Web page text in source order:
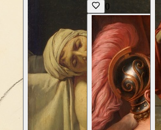
0